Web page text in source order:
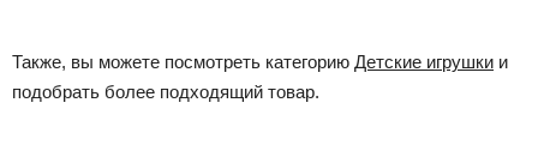
Также, вы можете посмотреть категорию Детские игрушки и
подобрать более подходящий товар.